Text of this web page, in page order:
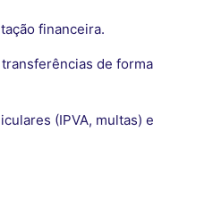
financeira.
de forma
(IPVA, multas) e